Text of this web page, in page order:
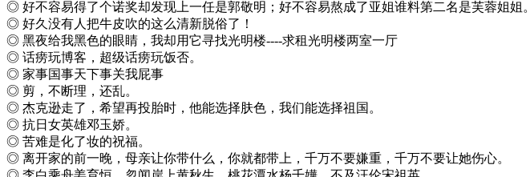
◎ 好不容易得了个诺奖却发现上一任是郭敬明；好不容易熬成了亚姐谁料第二名是芙蓉姐姐。
◎ 好久没有人把牛皮吹的这么清新脱俗了！
◎ 黑夜给我黑色的眼睛，我却用它寻找光明楼----求租光明楼两室一厅
◎ 话痨玩博客，超级话痨玩饭否。
◎ 家事国事天下事关我屁事
◎ 剪，不断理，还乱。
◎ 杰克逊走了，希望再投胎时，他能选择肤色，我们能选择祖国。
◎ 抗日女英雄邓玉娇。
◎ 苦难是化了妆的祝福。
◎ 离开家的前一晚，母亲让你带什么，你就都带上，千万不要嫌重，千万不要让她伤心。